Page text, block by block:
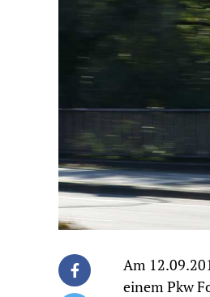
Am
einem Pkw